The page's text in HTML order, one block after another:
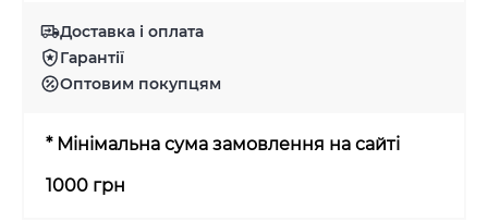
Доставка і оплата
Гарантії
Оптовим покупцям
* Мінімальна сума замовлення на сайті
1000 грн